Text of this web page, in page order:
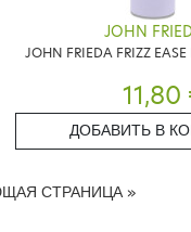
JOHN
JOHN FRIEDA FRIZZ
11,80
ДОБАВИТЬ В
СТРАНИЦА »